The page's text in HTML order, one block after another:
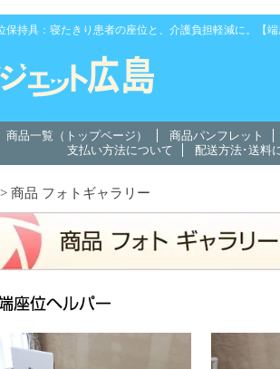
保持具：寝たきり患者の座位と、介護負担軽減に。【
商品一覧（トップページ）
商品パンフレット
支払い方法について
配送方法･送料
> 商品 フォトギャラリー